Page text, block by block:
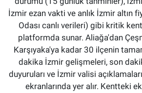
İzmir ezan vakti ve anlık İzmir altın
Odası canlı verileri) gibi kritik
platformda sunar. Aliağa'dan
Karşıyaka'ya kadar 30 ilçenin
dakika İzmir gelişmeleri, son
duyuruları ve İzmir valisi
ekranlarında yer alır. Kentteki